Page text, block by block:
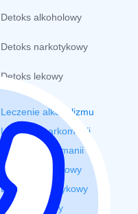
Detoks alkoholowy
Detoks narkotykowy
Detoks lekowy
Leczenie alkoholizmu
Leczenie narkomanii
Leczenie lekomanii
Detoks alkoholowy
Detoks narkotykowy
Detoks lekowy